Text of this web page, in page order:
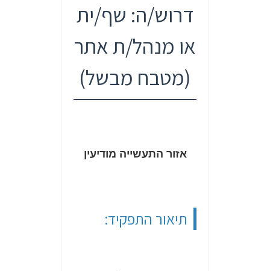
דרוש/ה: שף/ית
או מנהל/ת אתר
(מטבח מבשל)
אזור התעשייה מודיעין
תיאור התפקיד: